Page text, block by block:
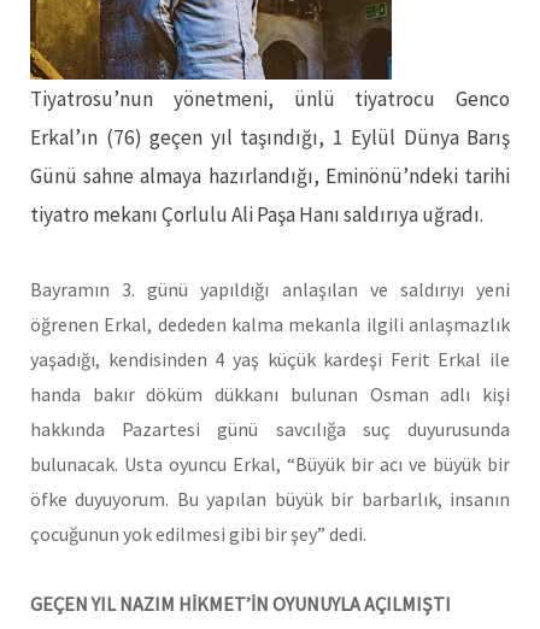
Tiyatrosu’nun yönetmeni, ünlü tiyatrocu Genco
Erkal’ın (76) geçen yıl taşındığı, 1 Eylül Dünya Barış
Günü sahne almaya hazırlandığı, Eminönü’ndeki tarihi
tiyatro mekanı Çorlulu Ali Paşa Hanı saldırıya uğradı.
Bayramın 3. günü yapıldığı anlaşılan ve saldırıyı yeni
öğrenen Erkal, dededen kalma mekanla ilgili anlaşmazlık
yaşadığı, kendisinden 4 yaş küçük kardeşi Ferit Erkal ile
handa bakır döküm dükkanı bulunan Osman adlı kişi
hakkında Pazartesi günü savcılığa suç duyurusunda
bulunacak. Usta oyuncu Erkal, “Büyük bir acı ve büyük bir
öfke duyuyorum. Bu yapılan büyük bir barbarlık, insanın
çocuğunun yok edilmesi gibi bir şey” dedi.
GEÇEN YIL NAZIM HİKMET’İN OYUNUYLA AÇILMIŞTI